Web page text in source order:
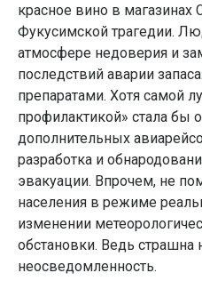
красное вино в магазинах
Фукусимской трагедии.
атмосфере недоверия и
последствий аварии
препаратами. Хотя самой
профилактикой» стала бы
дополнительных
разработка и
эвакуации. Впрочем, не
населения в режиме
изменении
обстановки. Ведь страшна
неосведомленность.